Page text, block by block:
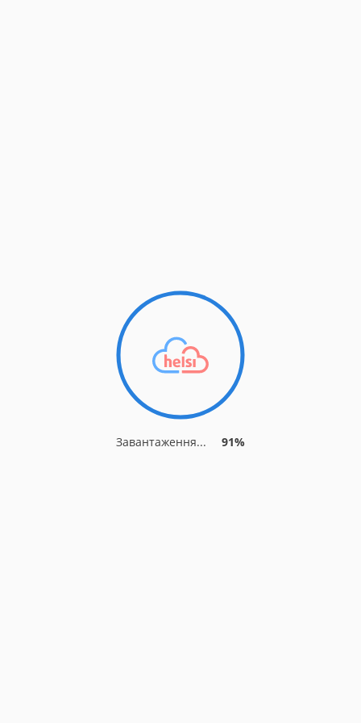
Завантаження... 91%